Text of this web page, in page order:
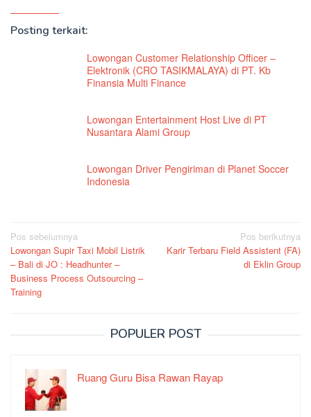
Posting terkait:
Lowongan Customer Relationship Officer –
Elektronik (CRO TASIKMALAYA) di PT. Kb
Finansia Multi Finance
Lowongan Entertainment Host Live di PT
Nusantara Alami Group
Lowongan Driver Pengiriman di Planet Soccer
Indonesia
Navigasi
pos
Pos sebelumnya
Lowongan Supir Taxi Mobil Listrik
– Bali di JO : Headhunter –
Business Process Outsourcing –
Training
Pos berikutnya
Karir Terbaru Field Assistent (FA)
di Eklin Group
POPULER POST
Ruang Guru Bisa Rawan Rayap